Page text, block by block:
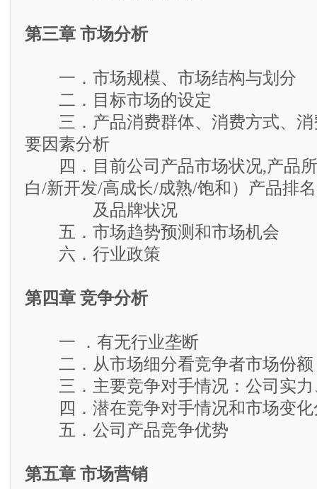
第三章 市场分析
一．市场规模、市场结构与划分
二．目标市场的设定
三．产品消费群体、消费方式、消
要因素分析
四．目前公司产品市场状况,产品所
白/新开发/高成长/成熟/饱和）产品排名
及品牌状况
五．市场趋势预测和市场机会
六．行业政策
第四章 竞争分析
一 ．有无行业垄断
二．从市场细分看竞争者市场份额
三．主要竞争对手情况：公司实力
四．潜在竞争对手情况和市场变化
五．公司产品竞争优势
第五章 市场营销